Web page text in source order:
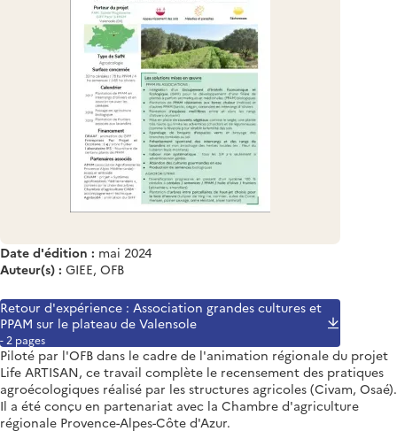
Date d'édition : mai 2024
Auteur(s) : GIEE, OFB
Retour d'expérience : Association grandes cultures et
PPAM sur le plateau de Valensole
- 2 pages
Piloté par l'OFB dans le cadre de l'animation régionale du projet
Life ARTISAN, ce travail complète le recensement des pratiques
agroécologiques réalisé par les structures agricoles (Civam, Osaé).
Il a été conçu en partenariat avec la Chambre d'agriculture
régionale Provence-Alpes-Côte d'Azur.